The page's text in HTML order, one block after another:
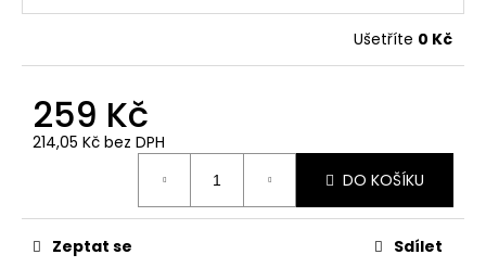
Ušetříte 0 Kč
259 Kč
214,05 Kč bez DPH
DO KOŠÍKU
Zeptat se Sdílet
e
e
"RUKU
V
259
Kč